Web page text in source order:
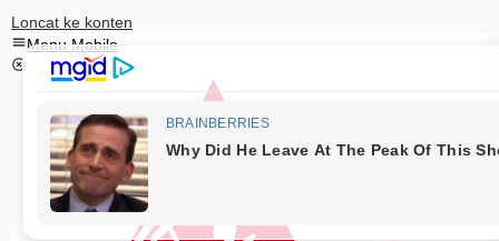
Loncat ke konten
Menu Mobile